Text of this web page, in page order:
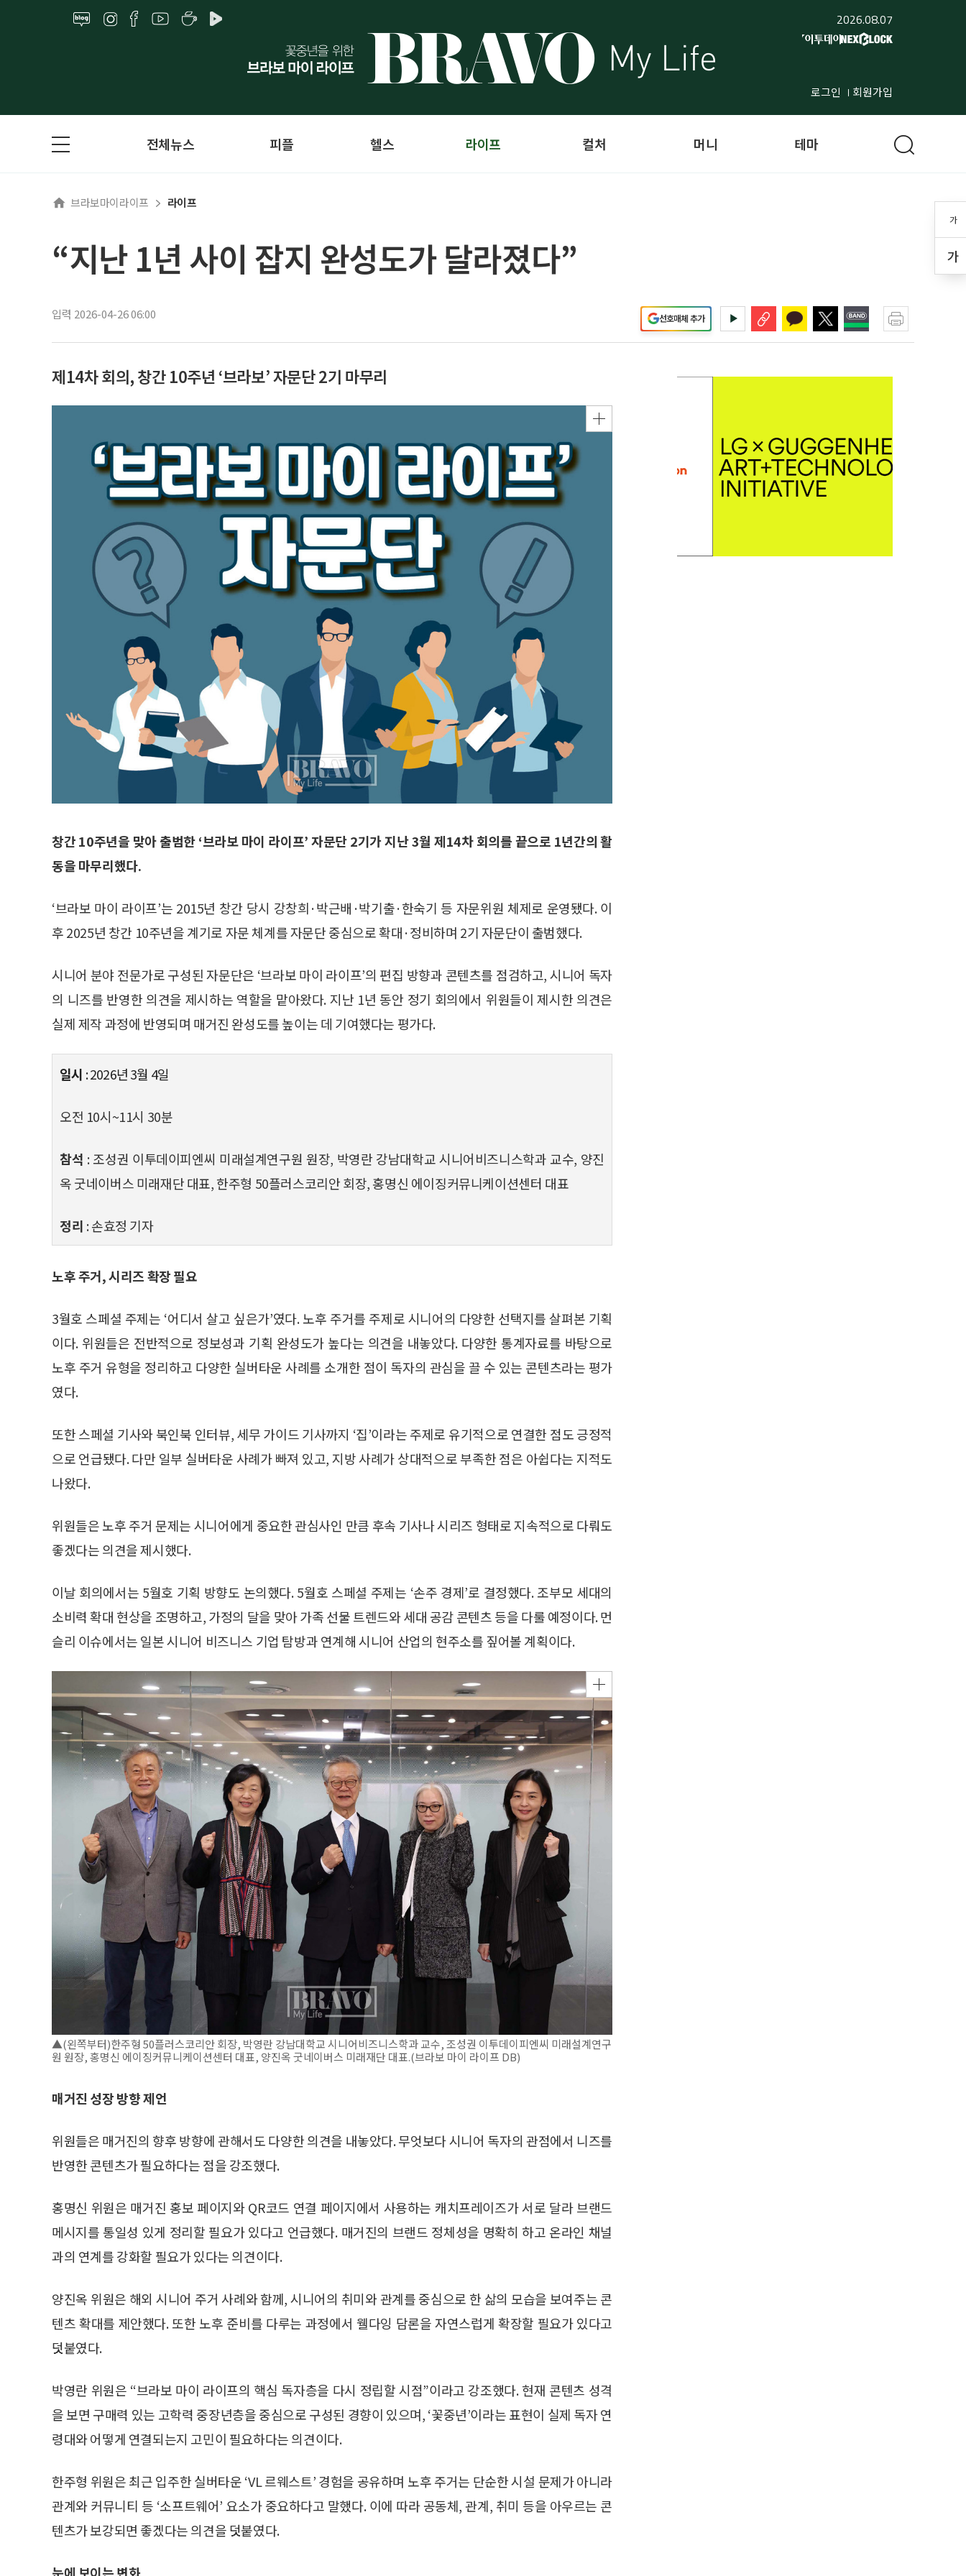
2026.08.07
로그인 회원가입
가
가
전체뉴스 피플 헬스 라이프 컬처 머니 테마
브라보마이라이프 라이프
“지난 1년 사이 잡지 완성도가 달라졌다”
입력 2026-04-26 06:00 선호매체 추가
제14차 회의, 창간 10주년 ‘브라보’ 자문단 2기 마무리
창간 10주년을 맞아 출범한 ‘브라보 마이 라이프’ 자문단 2기가 지난 3월 제14차 회의를 끝으로 1년간의 활
동을 마무리했다.
‘브라보 마이 라이프’는 2015년 창간 당시 강창희·박근배·박기출·한숙기 등 자문위원 체제로 운영됐다. 이
후 2025년 창간 10주년을 계기로 자문 체계를 자문단 중심으로 확대·정비하며 2기 자문단이 출범했다.
시니어 분야 전문가로 구성된 자문단은 ‘브라보 마이 라이프’의 편집 방향과 콘텐츠를 점검하고, 시니어 독자
의 니즈를 반영한 의견을 제시하는 역할을 맡아왔다. 지난 1년 동안 정기 회의에서 위원들이 제시한 의견은
실제 제작 과정에 반영되며 매거진 완성도를 높이는 데 기여했다는 평가다.
일시 : 2026년 3월 4일
오전 10시~11시 30분
참석 : 조성권 이투데이피엔씨 미래설계연구원 원장, 박영란 강남대학교 시니어비즈니스학과 교수, 양진
옥 굿네이버스 미래재단 대표, 한주형 50플러스코리안 회장, 홍명신 에이징커뮤니케이션센터 대표
정리 : 손효정 기자
노후 주거, 시리즈 확장 필요
3월호 스페셜 주제는 ‘어디서 살고 싶은가’였다. 노후 주거를 주제로 시니어의 다양한 선택지를 살펴본 기획
이다. 위원들은 전반적으로 정보성과 기획 완성도가 높다는 의견을 내놓았다. 다양한 통계자료를 바탕으로
노후 주거 유형을 정리하고 다양한 실버타운 사례를 소개한 점이 독자의 관심을 끌 수 있는 콘텐츠라는 평가
였다.
또한 스페셜 기사와 북인북 인터뷰, 세무 가이드 기사까지 ‘집’이라는 주제로 유기적으로 연결한 점도 긍정적
으로 언급됐다. 다만 일부 실버타운 사례가 빠져 있고, 지방 사례가 상대적으로 부족한 점은 아쉽다는 지적도
나왔다.
위원들은 노후 주거 문제는 시니어에게 중요한 관심사인 만큼 후속 기사나 시리즈 형태로 지속적으로 다뤄도
좋겠다는 의견을 제시했다.
이날 회의에서는 5월호 기획 방향도 논의했다. 5월호 스페셜 주제는 ‘손주 경제’로 결정했다. 조부모 세대의
소비력 확대 현상을 조명하고, 가정의 달을 맞아 가족 선물 트렌드와 세대 공감 콘텐츠 등을 다룰 예정이다. 먼
슬리 이슈에서는 일본 시니어 비즈니스 기업 탐방과 연계해 시니어 산업의 현주소를 짚어볼 계획이다.
▲(왼쪽부터)한주형 50플러스코리안 회장, 박영란 강남대학교 시니어비즈니스학과 교수, 조성권 이투데이피엔씨 미래설계연구
원 원장, 홍명신 에이징커뮤니케이션센터 대표, 양진옥 굿네이버스 미래재단 대표.(브라보 마이 라이프 DB)
매거진 성장 방향 제언
위원들은 매거진의 향후 방향에 관해서도 다양한 의견을 내놓았다. 무엇보다 시니어 독자의 관점에서 니즈를
반영한 콘텐츠가 필요하다는 점을 강조했다.
홍명신 위원은 매거진 홍보 페이지와 QR코드 연결 페이지에서 사용하는 캐치프레이즈가 서로 달라 브랜드
메시지를 통일성 있게 정리할 필요가 있다고 언급했다. 매거진의 브랜드 정체성을 명확히 하고 온라인 채널
과의 연계를 강화할 필요가 있다는 의견이다.
양진옥 위원은 해외 시니어 주거 사례와 함께, 시니어의 취미와 관계를 중심으로 한 삶의 모습을 보여주는 콘
텐츠 확대를 제안했다. 또한 노후 준비를 다루는 과정에서 웰다잉 담론을 자연스럽게 확장할 필요가 있다고
덧붙였다.
박영란 위원은 “브라보 마이 라이프의 핵심 독자층을 다시 정립할 시점”이라고 강조했다. 현재 콘텐츠 성격
을 보면 구매력 있는 고학력 중장년층을 중심으로 구성된 경향이 있으며, ‘꽃중년’이라는 표현이 실제 독자 연
령대와 어떻게 연결되는지 고민이 필요하다는 의견이다.
한주형 위원은 최근 입주한 실버타운 ‘VL 르웨스트’ 경험을 공유하며 노후 주거는 단순한 시설 문제가 아니라
관계와 커뮤니티 등 ‘소프트웨어’ 요소가 중요하다고 말했다. 이에 따라 공동체, 관계, 취미 등을 아우르는 콘
텐츠가 보강되면 좋겠다는 의견을 덧붙였다.